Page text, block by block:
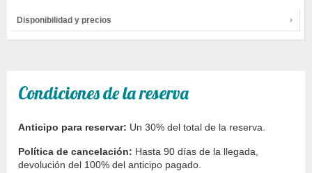
Disponibilidad y precios
Condiciones de la reserva
Anticipo para reservar: Un 30% del total de la reserva.
Política de cancelación: Hasta 90 días de la llegada,
devolución del 100% del anticipo pagado.